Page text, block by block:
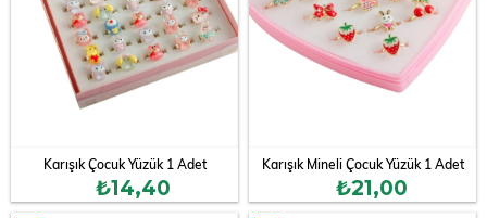
Karışık Çocuk Yüzük 1 Adet
₺14,40
Karışık Mineli Çocuk Yüzük 1 Adet
₺21,00